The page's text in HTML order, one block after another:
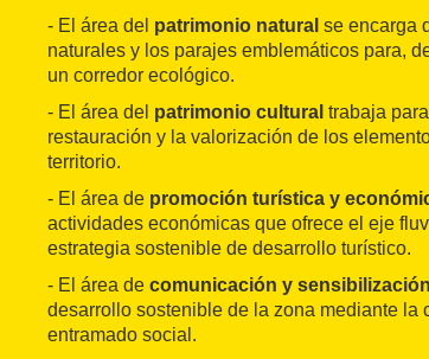
- El área del patrimonio natural se encarga
naturales y los parajes emblemáticos para,
un corredor ecológico.
- El área del patrimonio cultural trabaja
restauración y la valorización de los
territorio.
- El área de promoción turística y
actividades económicas que ofrece el eje
estrategia sostenible de desarrollo turístico.
- El área de comunicación y sensibilización
desarrollo sostenible de la zona mediante la
entramado social.